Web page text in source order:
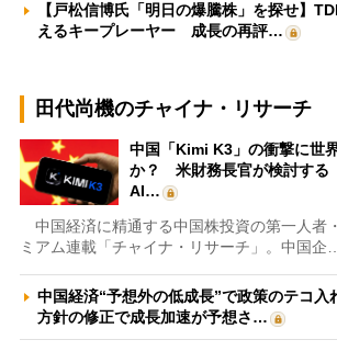
【戸松信博氏「明日の爆騰株」を探せ】
えるキープレーヤー 成長の再評…
田代尚機のチャイナ・リサーチ
中国「Kimi K3」の衝撃に世
か？ 米財務長官が検討する
AI…
中国経済に精通する中国株投資の第一人者
ミアム連載「チャイナ・リサーチ」。中国企
中国経済“予想外の低成長”で政策のテコ
方針の修正で成長加速が予想さ…